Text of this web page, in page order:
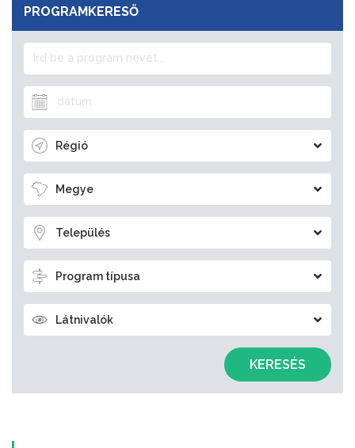
PROGRAMKERESŐ
Régió
Megye
Település
Program típusa
Látnivalók
KERESÉS